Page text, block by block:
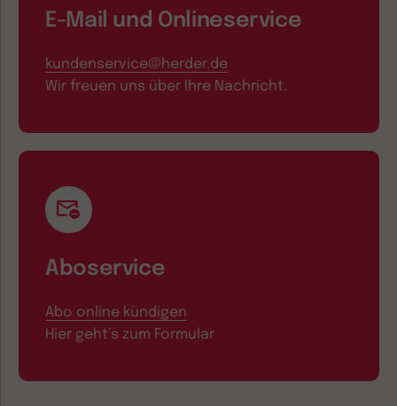
E-Mail und Onlineservice
kundenservice@herder.de
Wir freuen uns über Ihre Nachricht.
Aboservice
Abo online kündigen
Hier geht’s zum Formular